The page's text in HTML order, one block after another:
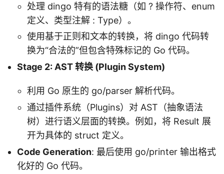
处理 dingo 特有的语法糖（如 ? 操作符、enum
定义、类型注解 : Type）。
使用基于正则和文本的转换，将 dingo 代码转
换为“合法的”但包含特殊标记的 Go 代码。
Stage 2: AST 转换 (Plugin System)
利用 Go 原生的 go/parser 解析代码。
通过插件系统（Plugins）对 AST（抽象语法
树）进行语义层面的转换。例如，将 Result 展
开为具体的 struct 定义。
Code Generation: 最后使用 go/printer 输出格式
化好的 Go 代码。